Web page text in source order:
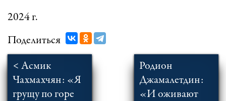
2024 г.
Поделиться
< Асмик
Чахмахчян: «Я
грущу по горе
Родион
Джамалетдин:
«И оживают